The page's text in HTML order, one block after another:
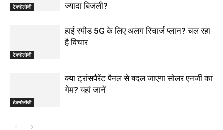
टेक्नोलॉजी
ज्यादा बिजली?
टेक्नोलॉजी
हाई स्पीड 5G के लिए अलग रिचार्ज प्लान? चल रहा
है विचार
टेक्नोलॉजी
क्या ट्रांसपैरेंट पैनल से बदल जाएगा सोलर एनर्जी का
गेम? यहां जानें